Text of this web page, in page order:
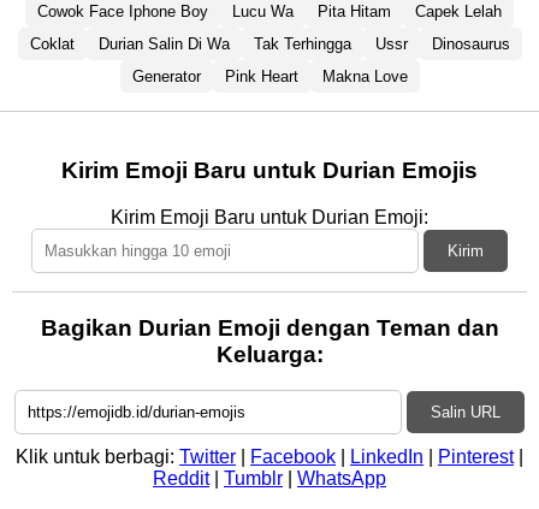
Cowok Face Iphone Boy
Lucu Wa Pita Hitam
Capek Lelah
Coklat
Durian Salin Di Wa Tak Terhingga Ussr
Dinosaurus
Generator
Pink Heart Makna Love
Kirim Emoji Baru untuk Durian Emojis
Kirim Emoji Baru untuk Durian Emoji:
Kirim
Bagikan Durian Emoji dengan Teman dan
Keluarga:
Salin URL
Klik untuk berbagi: Twitter Facebook LinkedIn Pinterest|
Reddit| Tumblr WhatsApp